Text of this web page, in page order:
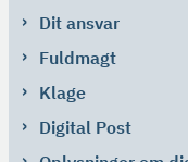
Dit ansvar
Fuldmagt
Klage
Digital Post